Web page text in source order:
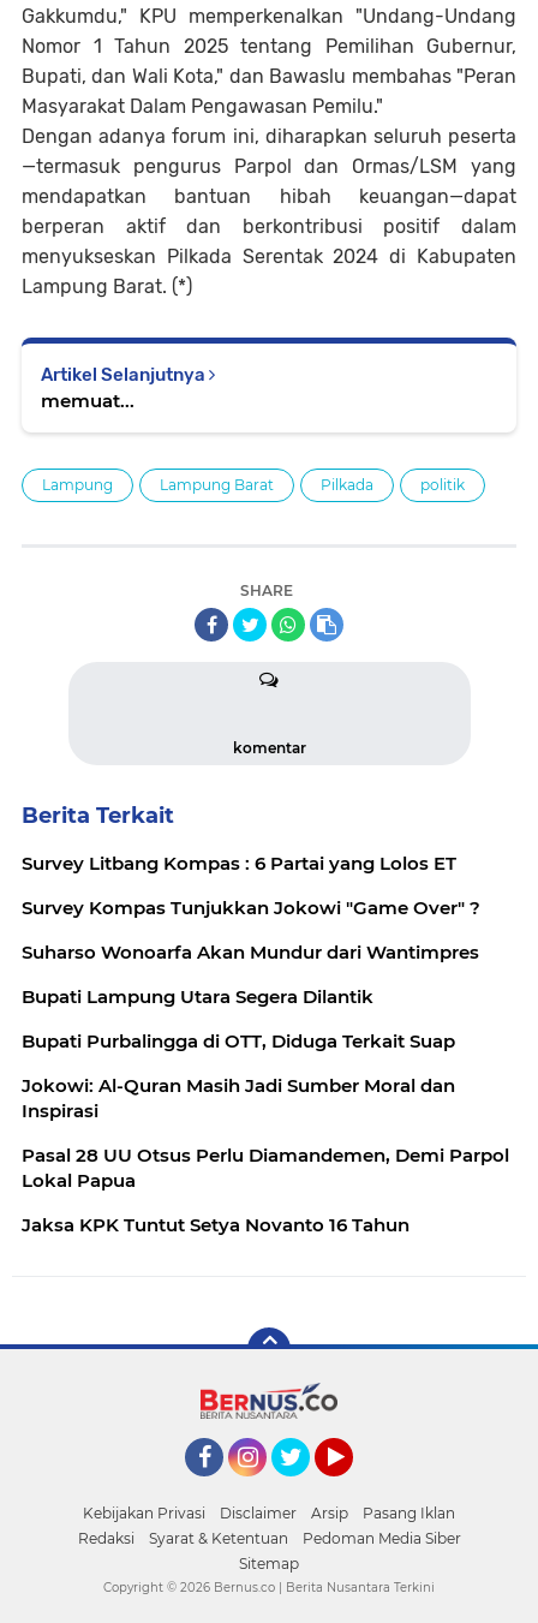
Gakkumdu," KPU memperkenalkan "Undang-Undang
Nomor 1 Tahun 2025 tentang Pemilihan Gubernur,
Bupati, dan Wali Kota," dan Bawaslu membahas "Peran
Masyarakat Dalam Pengawasan Pemilu."
Dengan adanya forum ini, diharapkan seluruh peserta
—termasuk pengurus Parpol dan Ormas/LSM yang
mendapatkan bantuan hibah keuangan—dapat
berperan aktif dan berkontribusi positif dalam
menyukseskan Pilkada Serentak 2024 di Kabupaten
Lampung Barat. (*)
Artikel Selanjutnya
memuat...
Lampung Lampung Barat Pilkada politik
SHARE
komentar
Berita Terkait
Survey Litbang Kompas : 6 Partai yang Lolos ET
Survey Kompas Tunjukkan Jokowi "Game Over" ?
Suharso Wonoarfa Akan Mundur dari Wantimpres
Bupati Lampung Utara Segera Dilantik
Bupati Purbalingga di OTT, Diduga Terkait Suap
Jokowi: Al-Quran Masih Jadi Sumber Moral dan
Inspirasi
Pasal 28 UU Otsus Perlu Diamandemen, Demi Parpol
Lokal Papua
Jaksa KPK Tuntut Setya Novanto 16 Tahun
Kebijakan Privasi Disclaimer Arsip
Pasang Iklan
Redaksi
Syarat & Ketentuan
Pedoman Media Siber
Sitemap
Copyright © 2026 Bernus.co | Berita Nusantara Terkini